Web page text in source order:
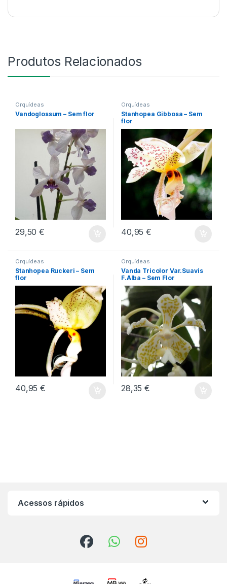
Produtos Relacionados
Orquídeas
Vandoglossum – Sem flor
29,50€
Orquídeas
Stanhopea Gibbosa – Sem
flor
40,95€
Orquídeas
Stanhopea Ruckeri – Sem
flor
40,95€
Orquídeas
Vanda Tricolor Var.Suavis
F.Alba – Sem Flor
28,35€
Acessos rápidos